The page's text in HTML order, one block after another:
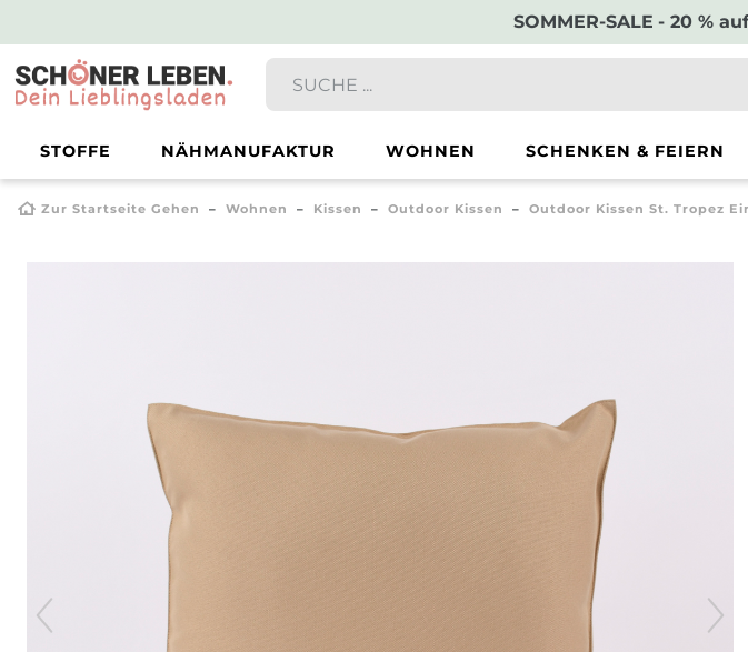
SOMMER-SALE - 20 %
STOFFE NÄHMANUFAKTUR WOHNEN SCHENKEN & FEIERN
Zur Startseite Gehen Wohnen Kissen Outdoor Kissen Outdoor Kissen St. Tropez